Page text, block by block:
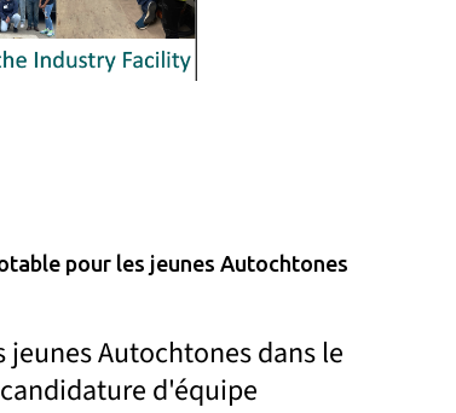
pour les jeunes Autochtones
Autochtones dans le
d'équipe